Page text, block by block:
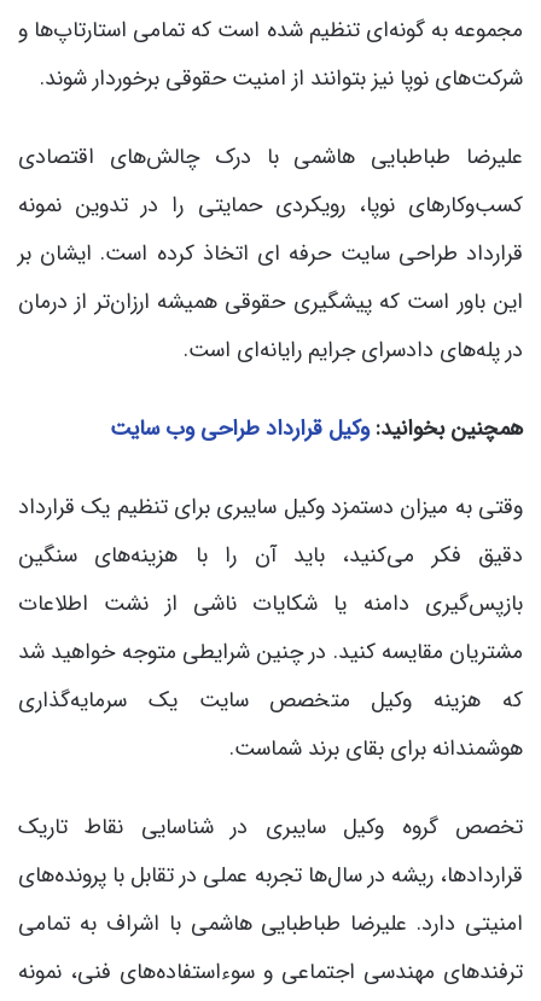
مجموعه به گونه‌ای تنظیم شده است که تمامی استارتاپ‌ها و
شرکت‌های نوپا نیز بتوانند از امنیت حقوقی برخوردار شوند.
علیرضا طباطبایی هاشمی با درک چالش‌های اقتصادی
کسب‌وکارهای نوپا، رویکردی حمایتی را در تدوین نمونه
قرارداد طراحی سایت حرفه ای اتخاذ کرده است. ایشان بر
این باور است که پیشگیری حقوقی همیشه ارزان‌تر از درمان
در پله‌های دادسرای جرایم رایانه‌ای است.
همچنین بخوانید:وکیل قرارداد طراحی وب سایت
وقتی به میزان دستمزد وکیل سایبری برای تنظیم یک قرارداد
دقیق فکر می‌کنید، باید آن را با هزینه‌های سنگین
بازپس‌گیری دامنه یا شکایات ناشی از نشت اطلاعات
مشتریان مقایسه کنید. در چنین شرایطی متوجه خواهید شد
که هزینه وکیل متخصص سایت یک سرمایه‌گذاری
هوشمندانه برای بقای برند شماست.
تخصص گروه وکیل سایبری در شناسایی نقاط تاریک
قراردادها، ریشه در سال‌ها تجربه عملی در تقابل با پرونده‌های
امنیتی دارد. علیرضا طباطبایی هاشمی با اشراف به تمامی
ترفندهای مهندسی اجتماعی و سوءاستفاده‌های فنی، نمونه